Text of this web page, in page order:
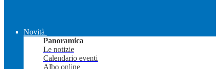
Novità
Panoramica
Le notizie
Calendario eventi
Albo online